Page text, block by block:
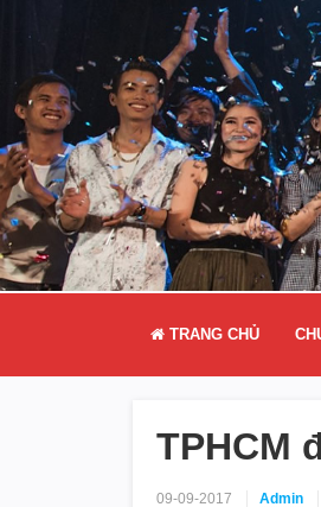
TRANG CHỦ
TPHCM
09-09-2017 Admin